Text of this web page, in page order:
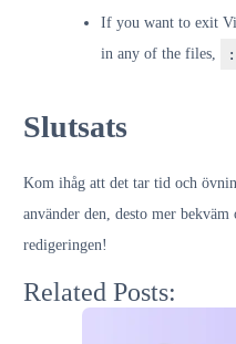
If you want to exit
in any of the files,
Slutsats
Kom ihåg att det tar tid och
använder den, desto mer
redigeringen!
Related Posts: